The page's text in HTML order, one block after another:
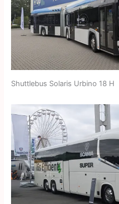
Shuttlebus Solaris Urbino 18 H